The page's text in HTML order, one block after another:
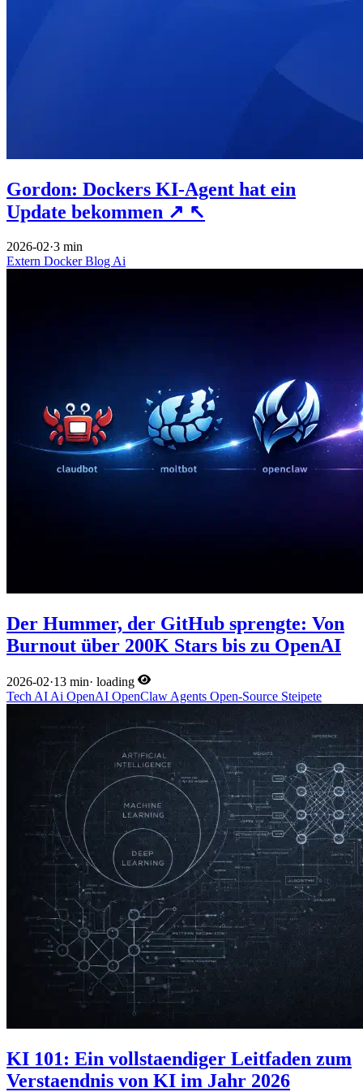
Gordon: Dockers KI-Agent hat ein
Update bekommen ↗ ↖
2026-02·3 min
Extern DockerBlog Ai
Der Hummer, der GitHub sprengte: Von
Burnout über 200K Stars bis zu OpenAI
2026-02·13 min· loading
Tech AI Ai OpenAI OpenClaw Agents Open-Source Steipete
KI 101: Ein vollstaendiger Leitfaden zum
Verstaendnis von KI im Jahr 2026